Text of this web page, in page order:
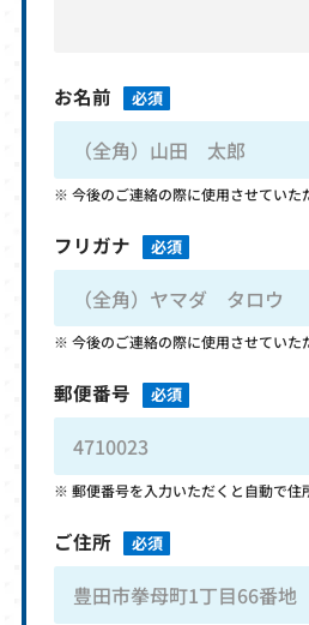
お名前 必須
今後のご連絡の際に使用させていた
フリガナ 必須
今後のご連絡の際に使用させていた
郵便番号 必須
郵便番号を入力いただくと自動で住
ご住所 必須